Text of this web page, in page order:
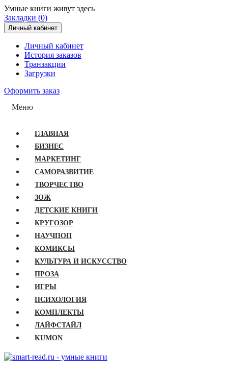
Умные книги живут здесь
Закладки (0)
Личный кабинет
Личный кабинет
История заказов
Транзакции
Загрузки
Оформить заказ
Меню
ГЛАВНАЯ
БИЗНЕС
МАРКЕТИНГ
САМОРАЗВИТИЕ
ТВОРЧЕСТВО
ЗОЖ
ДЕТСКИЕ КНИГИ
КРУГОЗОР
НАУЧПОП
КОМИКСЫ
КУЛЬТУРА И ИСКУССТВО
ПРОЗА
ИГРЫ
ПСИХОЛОГИЯ
КОМПЛЕКТЫ
ЛАЙФСТАЙЛ
KUMON